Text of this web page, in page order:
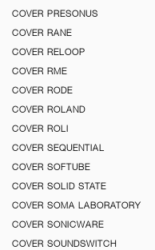
COVER PRESONUS
COVER RANE
COVER RELOOP
COVER RME
COVER RODE
COVER ROLAND
COVER ROLI
COVER SEQUENTIAL
COVER SOFTUBE
COVER SOLID STATE
COVER SOMA LABORATORY
COVER SONICWARE
COVER SOUNDSWITCH